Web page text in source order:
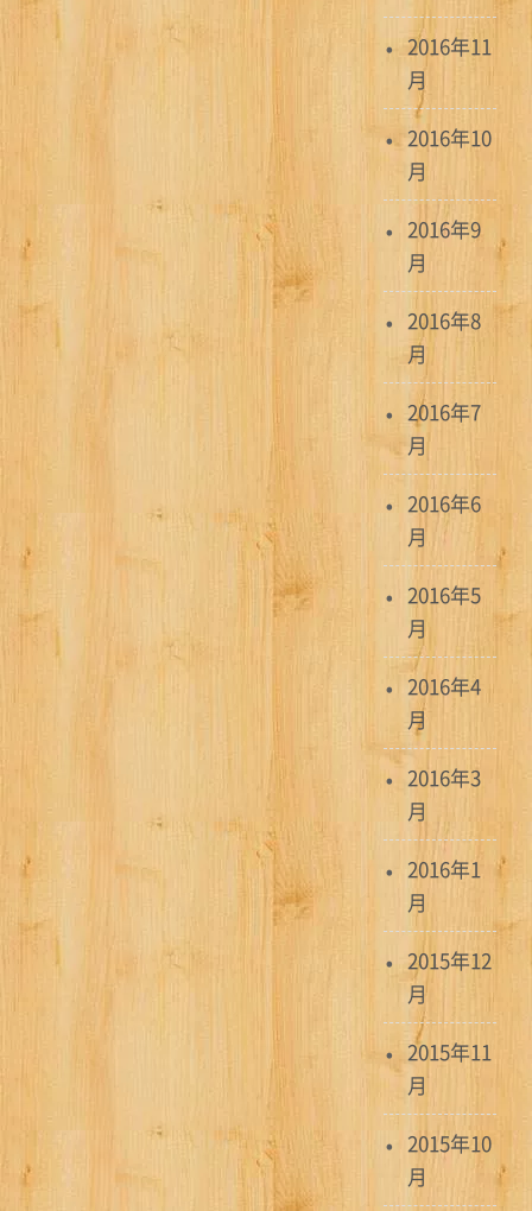
2016年11
月
2016年10
月
2016年9
月
2016年8
月
2016年7
月
2016年6
月
2016年5
月
2016年4
月
2016年3
月
2016年1
月
2015年12
月
2015年11
月
2015年10
月